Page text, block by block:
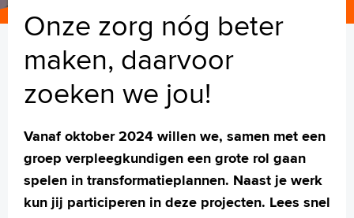
Job alert Mijn vacatures
Naar home asz.nl
Onze zorg nóg beter
maken, daarvoor
zoeken we jou!
Vanaf oktober 2024 willen we, samen met een
groep verpleegkundigen een grote rol gaan
spelen in transformatieplannen. Naast je werk
kun jij participeren in deze projecten. Lees snel